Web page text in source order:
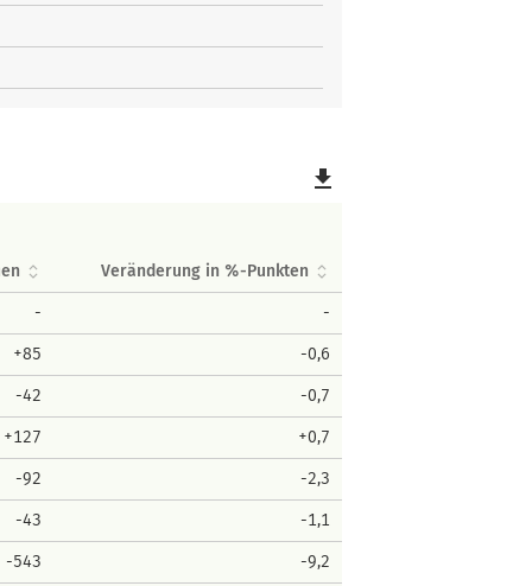
file_download
Veränderung in %-Punkten
- -
+85 -0,6
-42 -0,7
+127 +0,7
-92 -2,3
-43 -1,1
-543 -9,2